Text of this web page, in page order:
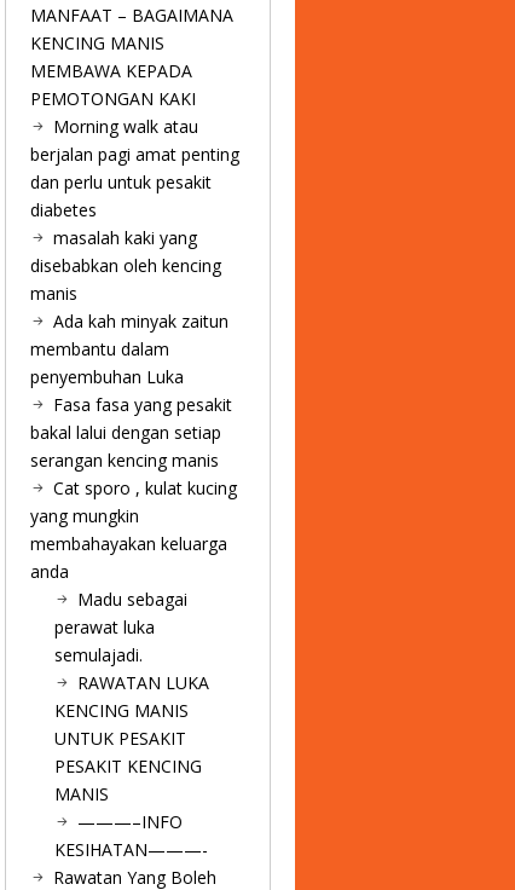
MANFAAT – BAGAIMANA
KENCING MANIS
MEMBAWA KEPADA
PEMOTONGAN KAKI
Morning walk atau
berjalan pagi amat penting
dan perlu untuk pesakit
diabetes
masalah kaki yang
disebabkan oleh kencing
manis
Ada kah minyak zaitun
membantu dalam
penyembuhan Luka
Fasa fasa yang pesakit
bakal lalui dengan setiap
serangan kencing manis
Cat sporo , kulat kucing
yang mungkin
membahayakan keluarga
anda
Madu sebagai
perawat luka
semulajadi.
RAWATAN LUKA
KENCING MANIS
UNTUK PESAKIT
PESAKIT KENCING
MANIS
———–INFO
KESIHATAN———-
Rawatan Yang Boleh